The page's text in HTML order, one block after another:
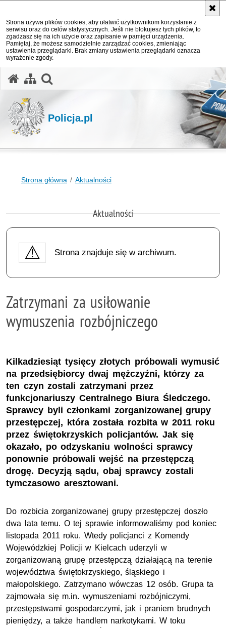
Strona używa plików cookies, aby ułatwić użytkownikom korzystanie z
serwisu oraz do celów statystycznych. Jeśli nie blokujesz tych plików, to
zgadzasz się na ich użycie oraz zapisanie w pamięci urządzenia.
Pamiętaj, że możesz samodzielnie zarządzać cookies, zmieniając
ustawienia przeglądarki. Brak zmiany ustawienia przeglądarki oznacza
wyrażenie zgody.
Policja.pl
Strona główna Aktualności
Aktualności
Strona znajduje się w archiwum.
Zatrzymani za usiłowanie
wymuszenia rozbójniczego
Kilkadziesiąt tysięcy złotych próbowali wymusić
na przedsiębiorcy dwaj mężczyźni, którzy za
ten czyn zostali zatrzymani przez
funkcjonariuszy Centralnego Biura Śledczego.
Sprawcy byli członkami zorganizowanej grupy
przestępczej, która została rozbita w 2011 roku
przez świętokrzyskich policjantów. Jak się
okazało, po odzyskaniu wolności sprawcy
ponownie próbowali wejść na przestępczą
drogę. Decyzją sądu, obaj sprawcy zostali
tymczasowo aresztowani.
Do rozbicia zorganizowanej grupy przestępczej doszło
dwa lata temu. O tej sprawie informowaliśmy pod koniec
listopada 2011 roku. Wtedy policjanci z Komendy
Wojewódzkiej Policji w Kielcach uderzyli w
zorganizowaną grupę przestępczą działającą na terenie
województwa świętokrzyskiego, śląskiego i
małopolskiego. Zatrzymano wówczas 12 osób. Grupa ta
zajmowała się m.in. wymuszeniami rozbójniczymi,
przestępstwami gospodarczymi, jak i praniem brudnych
pieniędzy, a także handlem narkotykami. W toku